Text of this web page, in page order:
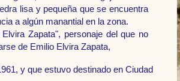
lisa y pequeña que se encuentra
a algún manantial en la zona.
Zapata", personaje del que no
de Emilio Elvira Zapata,
y que estuvo destinado en Ciudad